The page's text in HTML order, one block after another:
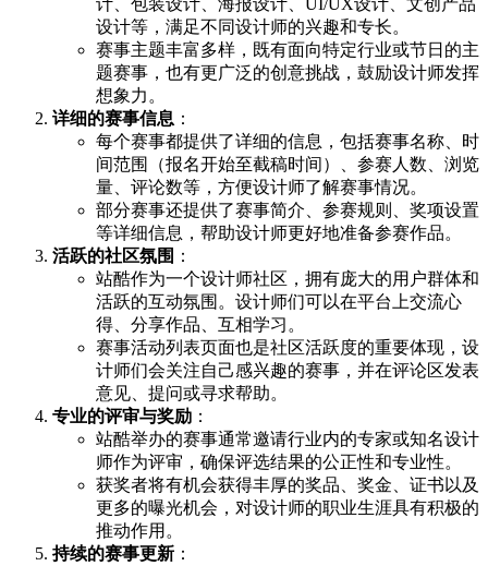
计、包装设计、海报设计、UI/UX设计、文创产品
设计等，满足不同设计师的兴趣和专长。
赛事主题丰富多样，既有面向特定行业或节日的主
题赛事，也有更广泛的创意挑战，鼓励设计师发挥
想象力。
详细的赛事信息 ：
每个赛事都提供了详细的信息，包括赛事名称、时
间范围（报名开始至截稿时间）、参赛人数、浏览
量、评论数等，方便设计师了解赛事情况。
部分赛事还提供了赛事简介、参赛规则、奖项设置
等详细信息，帮助设计师更好地准备参赛作品。
活跃的社区氛围 ：
站酷作为一个设计师社区，拥有庞大的用户群体和
活跃的互动氛围。设计师们可以在平台上交流心
得、分享作品、互相学习。
赛事活动列表页面也是社区活跃度的重要体现，设
计师们会关注自己感兴趣的赛事，并在评论区发表
意见、提问或寻求帮助。
专业的评审与奖励 ：
站酷举办的赛事通常邀请行业内的专家或知名设计
师作为评审，确保评选结果的公正性和专业性。
获奖者将有机会获得丰厚的奖品、奖金、证书以及
更多的曝光机会，对设计师的职业生涯具有积极的
推动作用。
持续的赛事更新 ：